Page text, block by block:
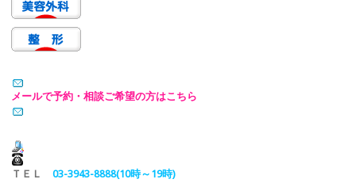
メールで予約・相談ご希望の方はこちら
ＴＥＬ 03-3943-8888(10時～19時)